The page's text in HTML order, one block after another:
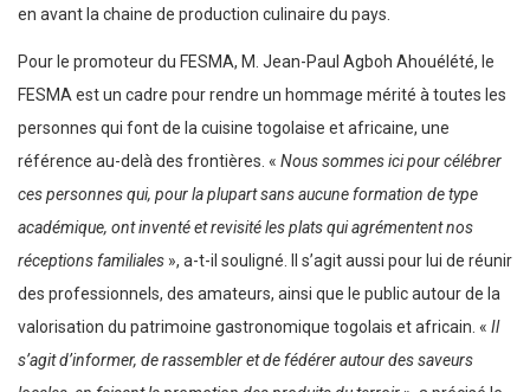
en avant la chaine de production culinaire du pays.
Pour le promoteur du FESMA, M. Jean-Paul Agboh Ahouélété, le
FESMA est un cadre pour rendre un hommage mérité à toutes les
personnes qui font de la cuisine togolaise et africaine, une
référence au-delà des frontières. « Nous sommes ici pour célébrer
ces personnes qui, pour la plupart sans aucune formation de type
académique, ont inventé et revisité les plats qui agrémentent nos
réceptions familiales », a-t-il souligné. Il s’agit aussi pour lui de réunir
des professionnels, des amateurs, ainsi que le public autour de la
valorisation du patrimoine gastronomique togolais et africain. « Il
s’agit d’informer, de rassembler et de fédérer autour des saveurs